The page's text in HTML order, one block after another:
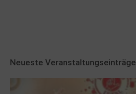
Neueste Veranstaltungseinträge